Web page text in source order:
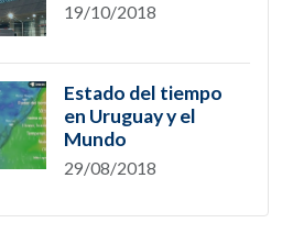
19/10/2018
Estado del tiempo
en Uruguay y el
Mundo
29/08/2018